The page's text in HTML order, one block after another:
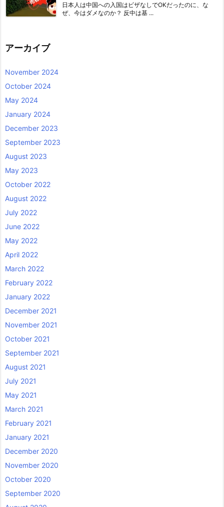
日本人は中国への入国はビザなしでOKだったのに、な
ぜ、今はダメなのか？ 反中は基 ...
アーカイブ
November 2024
October 2024
May 2024
January 2024
December 2023
September 2023
August 2023
May 2023
October 2022
August 2022
July 2022
June 2022
May 2022
April 2022
March 2022
February 2022
January 2022
December 2021
November 2021
October 2021
September 2021
August 2021
July 2021
May 2021
March 2021
February 2021
January 2021
December 2020
November 2020
October 2020
September 2020